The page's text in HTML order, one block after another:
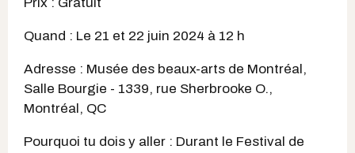
Quand : Le 21 et 22 juin 2024 à 12 h
Adresse : Musée des beaux-arts de Montréal,
Salle Bourgie - 1339, rue Sherbrooke O.,
Montréal, QC
Pourquoi tu dois y aller : Durant le Festival de